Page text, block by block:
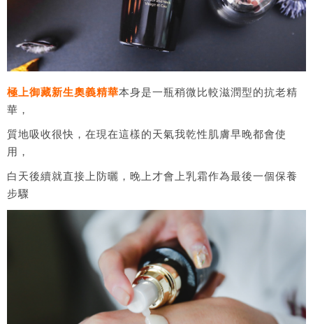
極上御藏新生奧義精華本身是一瓶稍微比較滋潤型的抗老精
華，
質地吸收很快，在現在這樣的天氣我乾性肌膚早晚都會使
用，
白天後續就直接上防曬，晚上才會上乳霜作為最後一個保養
步驟